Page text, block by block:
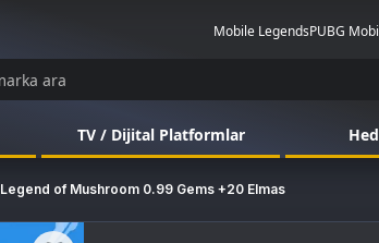
Mobile LegendsPUBG
TV / Dijital Platformlar
Legend of Mushroom 0.99 Gems +20 Elmas